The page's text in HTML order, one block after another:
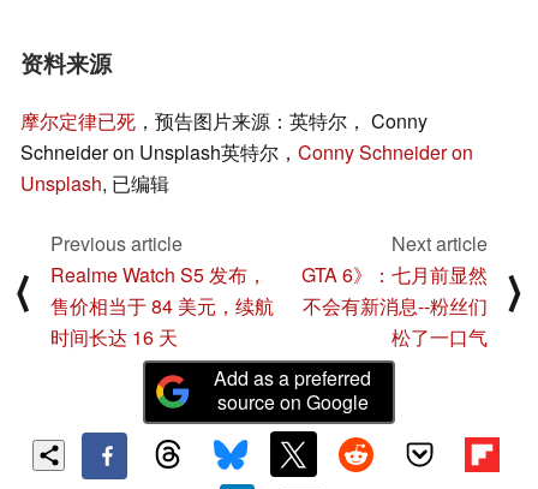
资料来源
摩尔定律已死 ，预告图片来源：英特尔， Conny
Schneider on Unsplash英特尔， Conny Schneider on
Unsplash, 已编辑
⟨
Previous article
Realme Watch S5 发布，
售价相当于 84 美元，续航
时间长达 16 天
Next article
GTA 6》：七月前显然
不会有新消息--粉丝们
松了一口气
⟩
Add as a preferred
source on Google